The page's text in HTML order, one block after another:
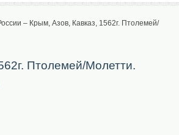
– Крым, Азов, Кавказ, 1562г. Птолемей/
Птолемей/Молетти.